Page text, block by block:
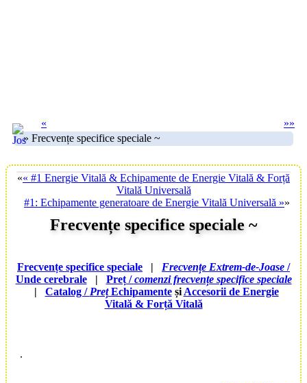
« »»
» Frecvențe specifice speciale ~
«« #1 Energie Vitală & Echipamente de Energie Vitală & Forță
Vitală Universală
#1: Echipamente generatoare de Energie Vitală Universală »»
Frecvențe specifice speciale ~
Frecvențe specifice speciale | Frecvențe Extrem-de-Joase /
Unde cerebrale| Preț /comenzi frecvențe specifice speciale
| Catalog / PrețEchipamenteși Accesorii de Energie
Vitală & Forță Vitală
.